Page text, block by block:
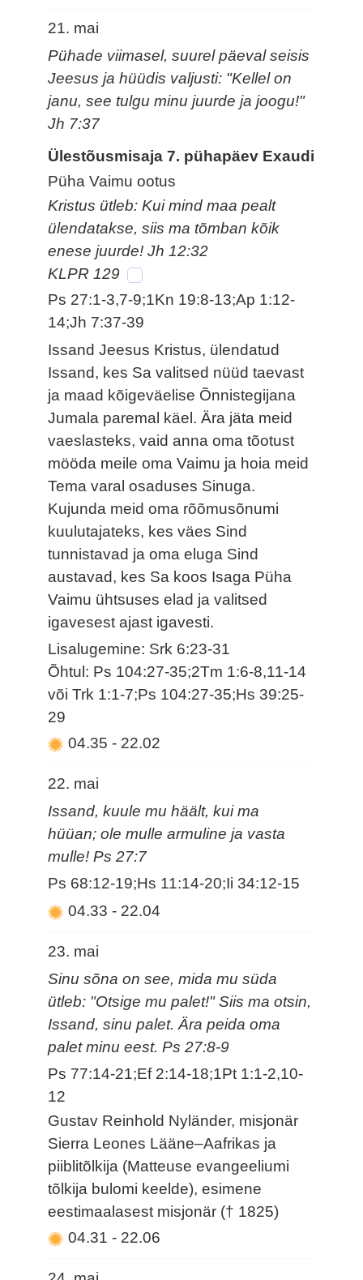
21. mai
Pühade viimasel, suurel päeval seisis
Jeesus ja hüüdis valjusti: "Kellel on
janu, see tulgu minu juurde ja joogu!"
Jh 7:37
Ülestõusmisaja 7. pühapäev Exaudi
Püha Vaimu ootus
Kristus ütleb: Kui mind maa pealt
ülendatakse, siis ma tõmban kõik
enese juurde! Jh 12:32
KLPR 129
Ps 27:1-3,7-9;1Kn 19:8-13;Ap 1:12-
14;Jh 7:37-39
Issand Jeesus Kristus, ülendatud
Issand, kes Sa valitsed nüüd taevast
ja maad kõigeväelise Õnnistegijana
Jumala paremal käel. Ära jäta meid
vaeslasteks, vaid anna oma tõotust
mööda meile oma Vaimu ja hoia meid
Tema varal osaduses Sinuga.
Kujunda meid oma rõõmusõnumi
kuulutajateks, kes väes Sind
tunnistavad ja oma eluga Sind
austavad, kes Sa koos Isaga Püha
Vaimu ühtsuses elad ja valitsed
igavesest ajast igavesti.
Lisalugemine: Srk 6:23-31
Õhtul: Ps 104:27-35;2Tm 1:6-8,11-14
või Trk 1:1-7;Ps 104:27-35;Hs 39:25-
29
04.35- 22.02
22. mai
Issand, kuule mu häält, kui ma
hüüan; ole mulle armuline ja vasta
mulle! Ps 27:7
Ps 68:12-19;Hs 11:14-20;Ii 34:12-15
04.33- 22.04
23. mai
Sinu sõna on see, mida mu süda
ütleb: "Otsige mu palet!" Siis ma otsin,
Issand, sinu palet. Ära peida oma
palet minu eest. Ps 27:8-9
Ps 77:14-21;Ef 2:14-18;1Pt 1:1-2,10-
12
Gustav Reinhold Nyländer, misjonär
Sierra Leones Lääne–Aafrikas ja
piiblitõlkija (Matteuse evangeeliumi
tõlkija bulomi keelde), esimene
eestimaalasest misjonär († 1825)
04.31- 22.06